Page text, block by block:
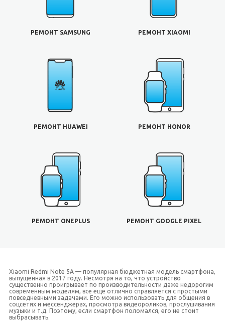
РЕМОНТ SAMSUNG РЕМОНТ XIAOMI
РЕМОНТ HUAWEI РЕМОНТ HONOR
РЕМОНТ ONEPLUS РЕМОНТ GOOGLE PIXEL
Xiaomi Redmi Note 5A — популярная бюджетная модель смартфона,
выпущенная в 2017 году. Несмотря на то, что устройство
существенно проигрывает по производительности даже недорогим
современным моделям, все еще отлично справляется с простыми
повседневными задачами. Его можно использовать для общения в
соцсетях и мессенджерах, просмотра видеороликов, прослушивания
музыки и т.д. Поэтому, если смартфон поломался, его не стоит
выбрасывать.